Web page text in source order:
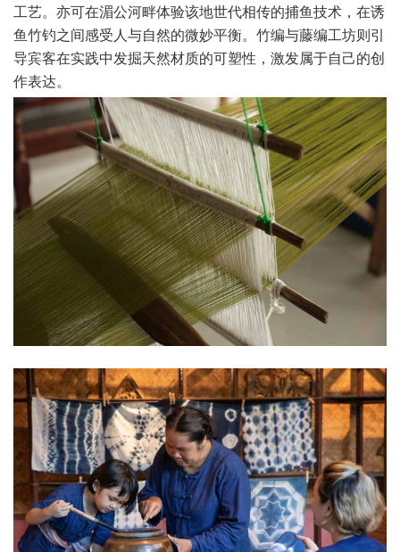
工艺。亦可在湄公河畔体验该地世代相传的捕鱼技术，在诱
鱼竹钓之间感受人与自然的微妙平衡。竹编与藤编工坊则引
导宾客在实践中发掘天然材质的可塑性，激发属于自己的创
作表达。